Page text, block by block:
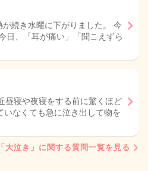
続き水曜に下がりました。 今
日、「耳が痛い」「聞こえずら
昼寝や夜寝をする前に驚くほど
なくても急に泣き出して物を
「大泣き」に関する質問一覧を見る